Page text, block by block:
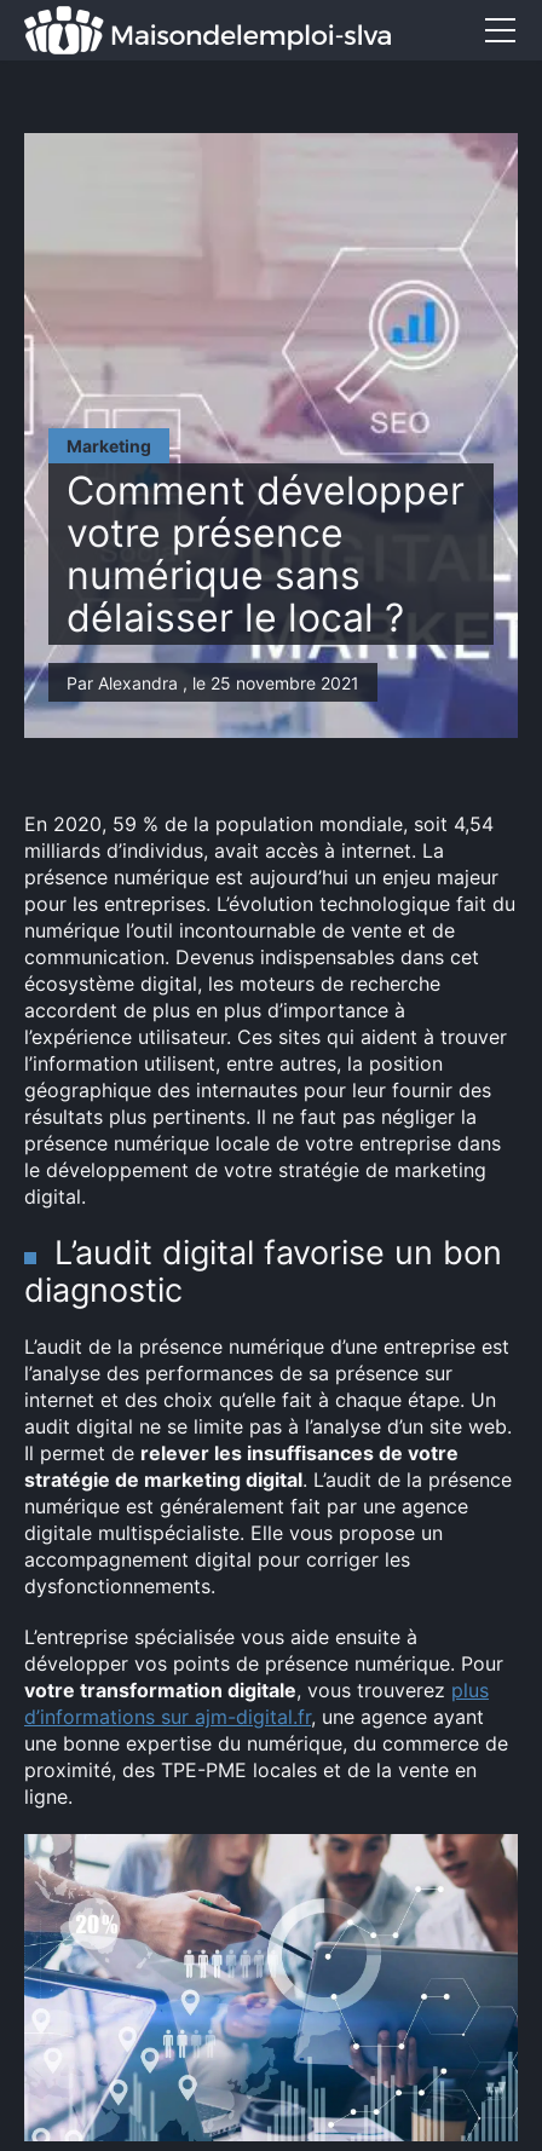
Marketing
Comment développer
votre présence
numérique sans
délaisser le local ?
Par Alexandra , le 25 novembre 2021
En 2020, 59 % de la population mondiale, soit 4,54
milliards d’individus, avait accès à internet. La
présence numérique est aujourd’hui un enjeu majeur
pour les entreprises. L’évolution technologique fait du
numérique l’outil incontournable de vente et de
communication. Devenus indispensables dans cet
écosystème digital, les moteurs de recherche
accordent de plus en plus d’importance à
l’expérience utilisateur. Ces sites qui aident à trouver
l’information utilisent, entre autres, la position
géographique des internautes pour leur fournir des
résultats plus pertinents. Il ne faut pas négliger la
présence numérique locale de votre entreprise dans
le développement de votre stratégie de marketing
digital.
L’audit digital favorise un bon
diagnostic
L’audit de la présence numérique d’une entreprise est
l’analyse des performances de sa présence sur
internet et des choix qu’elle fait à chaque étape. Un
audit digital ne se limite pas à l’analyse d’un site web.
Il permet de relever les insuffisances de votre
stratégie de marketing digital. L’audit de la présence
numérique est généralement fait par une agence
digitale multispécialiste. Elle vous propose un
accompagnement digital pour corriger les
dysfonctionnements.
L’entreprise spécialisée vous aide ensuite à
développer vos points de présence numérique. Pour
votre transformation digitale, vous trouverez plus
d’informations sur ajm-digital.fr, une agence ayant
une bonne expertise du numérique, du commerce de
proximité, des TPE-PME locales et de la vente en
ligne.
Formation
Services
CONTACT